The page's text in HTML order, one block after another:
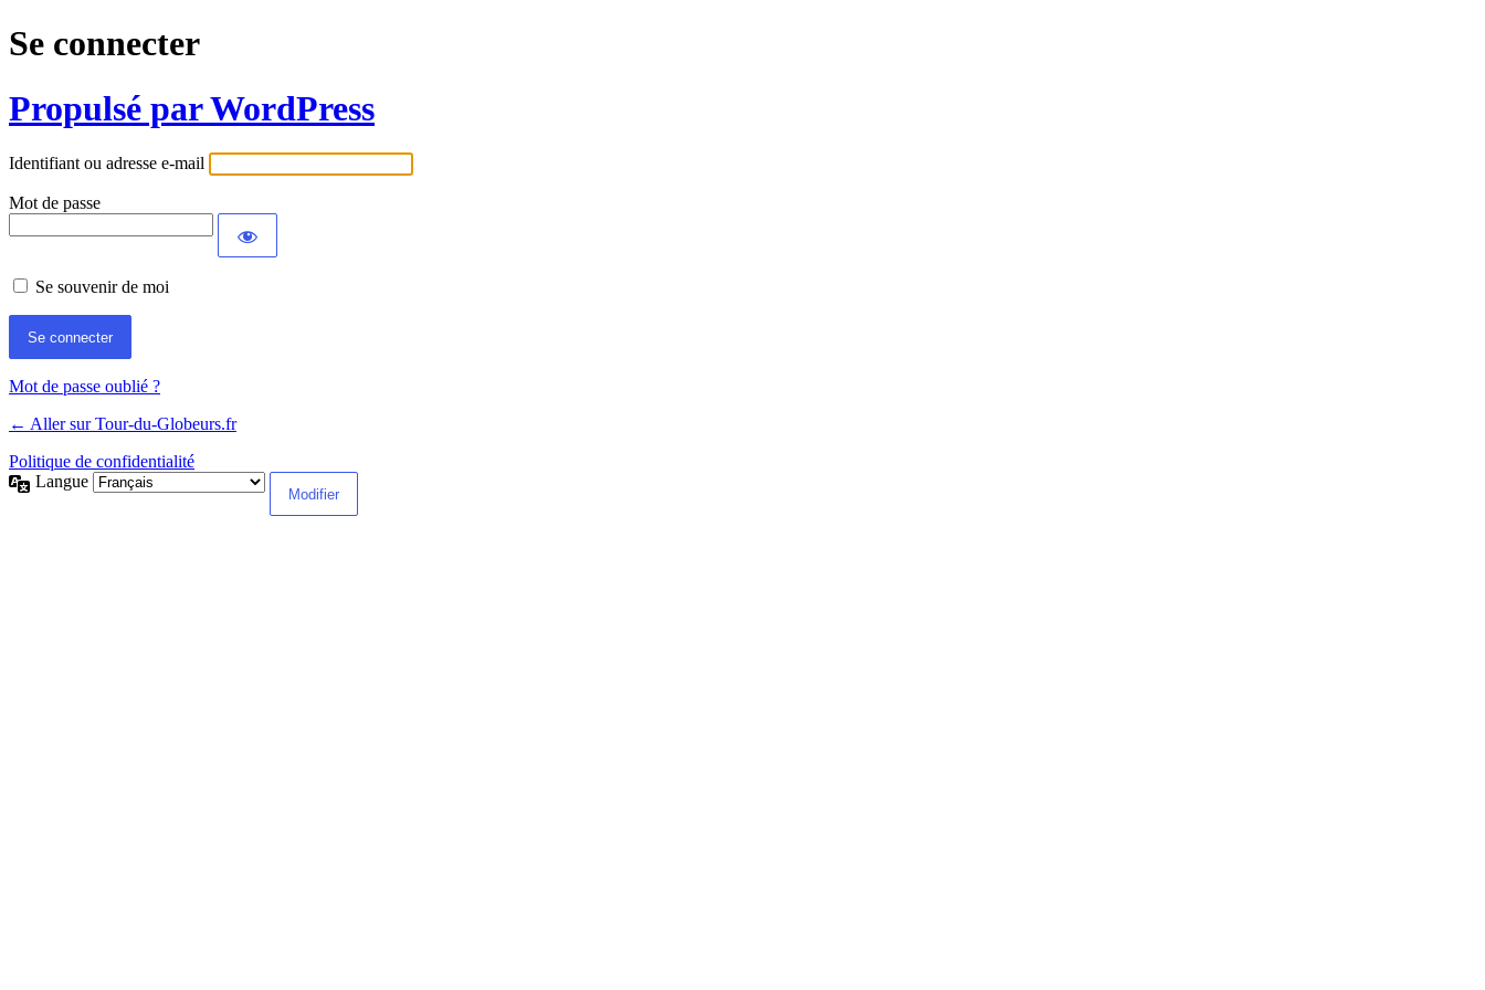
Se connecter
Propulsé par WordPress
Identifiant ou adresse e-mail
Mot de passe
Se souvenir de moi
Mot de passe oublié ?
← Aller sur Tour-du-Globeurs.fr
Politique de confidentialité
Langue